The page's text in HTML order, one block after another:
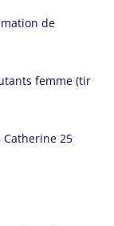
de
femme (tir
Catherine 25